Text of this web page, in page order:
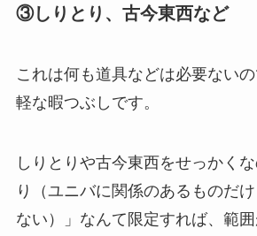
③しりとり、古今東西など
これは何も道具などは必要ない
軽な暇つぶしです。
しりとりや古今東西をせっかく
り（ユニバに関係のあるものだ
ない）」なんて限定すれば、範